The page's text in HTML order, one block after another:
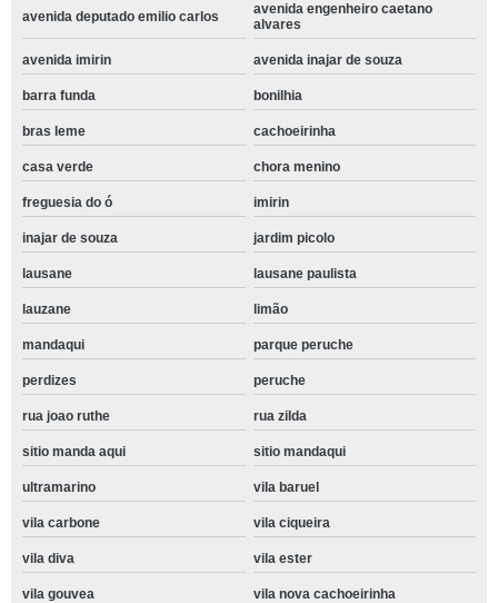
avenida deputado emilio carlos
avenida engenheiro caetano
alvares
avenida imirin avenida inajar de souza
barra funda bonilhia
bras leme cachoeirinha
casa verde chora menino
freguesia do ó imirin
inajar de souza jardim picolo
lausane lausane paulista
lauzane limão
mandaqui parque peruche
perdizes peruche
rua joao ruthe rua zilda
sitio manda aqui sitio mandaqui
ultramarino vila baruel
vila carbone vila ciqueira
vila diva vila ester
vila gouvea vila nova cachoeirinha